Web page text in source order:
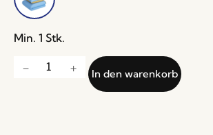
Min. 1 Stk.
In den warenkorb